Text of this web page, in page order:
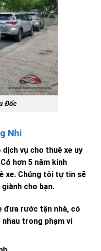
Đốc
Nhi
vụ cho thuê xe uy
hơn 5 năm kinh
xe. Chúng tôi tự tin sẽ
cho bạn.
đưa rước tận nhà, có
trong phạm vi